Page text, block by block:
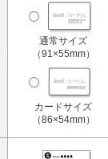
通常サイズ
（91×55mm）
カードサイズ
（86×54mm）